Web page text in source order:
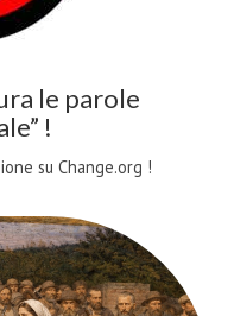
le parole
!
su Change.org !